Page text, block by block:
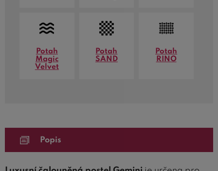
Potah
Magic
Velvet
Potah
SAND
Potah
RINO
Popis